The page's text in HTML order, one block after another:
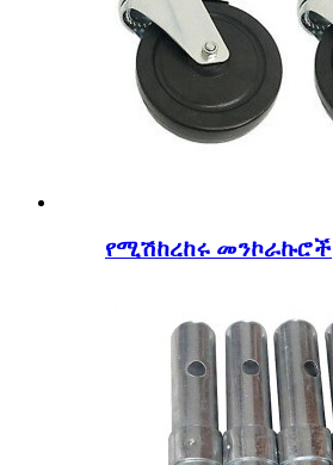
የሚሽከረከሩ መንኮራኩሮች